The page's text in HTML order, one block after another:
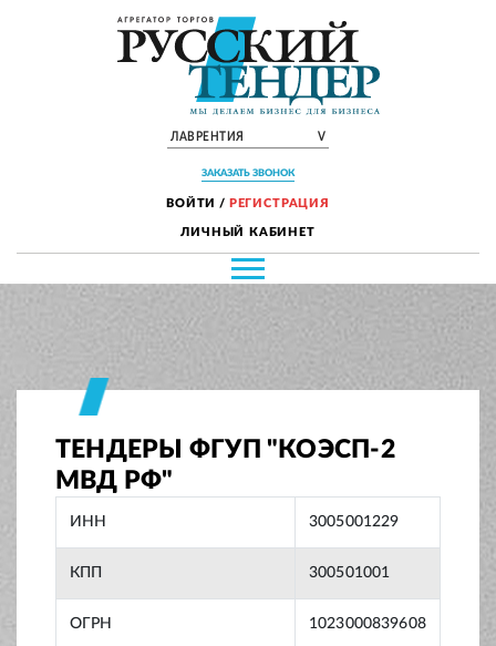
ЛАВРЕНТИЯ V
ЗАКАЗАТЬ ЗВОНОК
ВОЙТИ / РЕГИСТРАЦИЯ
ЛИЧНЫЙ КАБИНЕТ
ТЕНДЕРЫ ФГУП "КОЭСП-2
МВД РФ"
ИНН 3005001229
КПП 300501001
ОГРН 1023000839608